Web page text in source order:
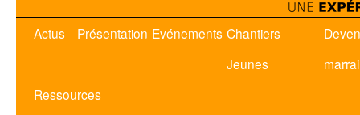
Actus Présentation Evénements Chantiers
Jeunes
Ressources